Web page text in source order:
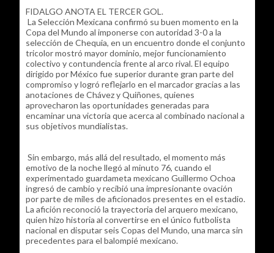
FIDALGO ANOTA EL TERCER GOL.
La Selección Mexicana confirmó su buen momento en la
Copa del Mundo al imponerse con autoridad 3-0 a la
selección de Chequia, en un encuentro donde el conjunto
tricolor mostró mayor dominio, mejor funcionamiento
colectivo y contundencia frente al arco rival. El equipo
dirigido por México fue superior durante gran parte del
compromiso y logró reflejarlo en el marcador gracias a las
anotaciones de Chávez y Quiñones, quienes
aprovecharon las oportunidades generadas para
encaminar una victoria que acerca al combinado nacional a
sus objetivos mundialistas.
Sin embargo, más allá del resultado, el momento más
emotivo de la noche llegó al minuto 76, cuando el
experimentado guardameta mexicano Guillermo Ochoa
ingresó de cambio y recibió una impresionante ovación
por parte de miles de aficionados presentes en el estadio.
La afición reconoció la trayectoria del arquero mexicano,
quien hizo historia al convertirse en el único futbolista
nacional en disputar seis Copas del Mundo, una marca sin
precedentes para el balompié mexicano.